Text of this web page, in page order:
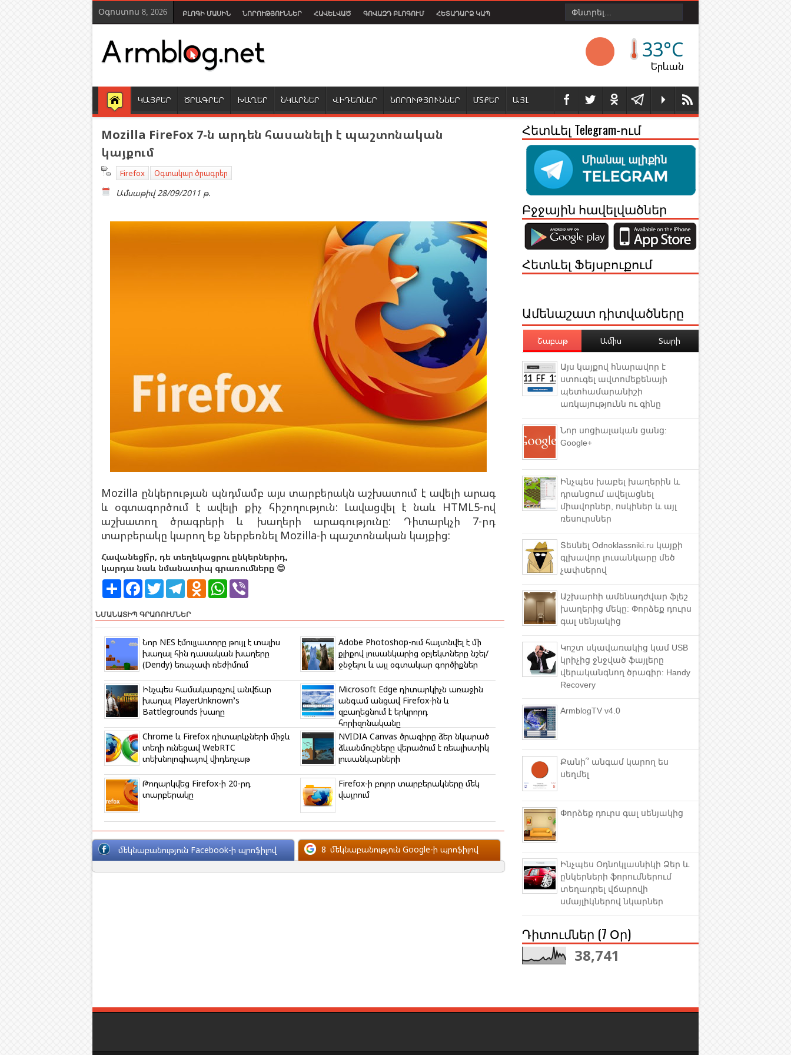
Օգոստոս 8, 2026 ԲԼՈԳԻ ՄԱՍԻՆ ՆՈՐՈՒԹՅՈՒՆՆԵՐ ՀԱՎԵԼՎԱԾ ԳՈՎԱԶԴ ԲԼՈԳՈՒՄ ՀԵՏԱԴԱՐՁ ԿԱՊ
33°C
Երևան
ԿԱՅՔԵՐ ԾՐԱԳՐԵՐ ԽԱՂԵՐ ՆԿԱՐՆԵՐ ՎԻԴԵՈՆԵՐ ՆՈՐՈՒԹՅՈՒՆՆԵՐ ՄՏՔԵՐ ԱՅԼ
Mozilla FireFox 7-ն արդեն հասանելի է պաշտոնական
կայքում
Firefox Օգտակար ծրագրեր
Ամսաթիվ 28/09/2011 թ.
Mozilla ընկերության պնդմամբ այս տարբերակն աշխատում է ավելի արագ
և օգտագործում է ավելի քիչ հիշողություն: Լավացվել է նաև HTML5-ով
աշխատող ծրագրերի և խաղերի արագությունը: Դիտարկչի 7-րդ
տարբերակը կարող եք ներբեռնել Mozilla-ի պաշտոնական կայքից:
Հավանեցի՞ր, դե տեղեկացրու ընկերներիդ,
կարդա նաև նմանատիպ գրառումները 😊
S
r
e
F
e
b
o
k
T
w
t
t
r
T
e
g
a
m
O
k
a
s
s
n
i
k
i
W
s
p
p
r
ՆՄԱՆԱՏԻՊ ԳՐԱՌՈՒՄՆԵՐ
Նոր NES էմուլյատորը թույլ է տալիս
խաղալ հին դասական խաղերը
(Dendy) եռաչափ ռեժիմում
Adobe Photoshop-ում հայտնվել է մի
քլիքով լուսանկարից օբյեկտները նշել/
ջնջելու և այլ օգտակար գործիքներ
Ինչպես համակարգչով անվճար
խաղալ PlayerUnknown’s
Battlegrounds խաղը
Microsoft Edge դիտարկիչն առաջին
անգամ անցավ Firefox-ին և
զբաղեցնում է երկրորդ
հորիզոնականը
Chrome և Firefox դիտարկչների միջև
տեղի ունեցավ WebRTC
տեխնոլոգիայով վիդեոչաթ
NVIDIA Canvas ծրագիրը ձեր նկարած
ձևանմուշները վերածում է ռեալիստիկ
լուսանկարների
Թողարկվեց Firefox-ի 20-րդ
տարբերակը
Firefox-ի բոլոր տարբերակները մեկ
վայրում
մեկնաբանություն Facebook-ի պրոֆիլով 8 մեկնաբանություն Google-ի պրոֆիլով
Հետևել Telegram-ում
Բջջային հավելվածներ
Հետևել Ֆեյսբուքում
Ամենաշատ դիտվածները
Շաբաթ Ամիս Տարի
Այս կայքով հնարավոր է
ստուգել ավտոմեքենայի
պետհամարանիշի
առկայությունն ու գինը
Նոր սոցիալական ցանց:
Google+
Ինչպես խաբել խաղերին և
դրանցում ավելացնել
միավորներ, ոսկիներ և այլ
ռեսուրսներ
Տեսնել Odnoklassniki.ru կայքի
գլխավոր լուսանկարը մեծ
չափսերով
Աշխարհի ամենադժվար ֆլեշ
խաղերից մեկը: Փորձեք դուրս
գալ սենյակից
Կոշտ սկավառակից կամ USB
կրիչից ջնջված ֆայլերը
վերականգնող ծրագիր: Handy
Recovery
ArmblogTV v4.0
Քանի՞ անգամ կարող ես
սեղմել
Փորձեք դուրս գալ սենյակից
Ինչպես Օդնոկլասնիկի Ձեր և
ընկերների ֆորումներում
տեղադրել վճարովի
սմայլիկներով նկարներ
Դիտումներ (7 Օր)
38,741